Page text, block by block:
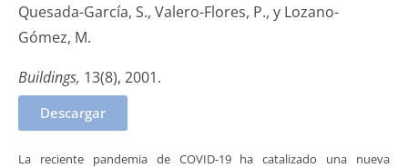
Quesada-García, S., Valero-Flores, P., y Lozano-
Gómez, M.
Buildings, 13(8), 2001.
Descargar
La reciente pandemia de COVID-19 ha catalizado una nueva